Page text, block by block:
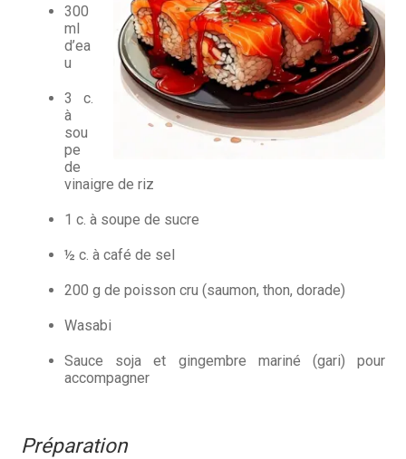
Questions / Réponses
Questions-Réponses?
Revendeurs
Revue de presse
Téléchargements
Thank you for booking
Trouver mon magasin
300
ml
d’ea
u
3 c.
à
sou
pe
de
vinaigre de riz
1 c. à soupe de sucre
½ c. à café de sel
200 g de poisson cru (saumon, thon, dorade)
Wasabi
Sauce soja et gingembre mariné (gari) pour
accompagner
Préparation